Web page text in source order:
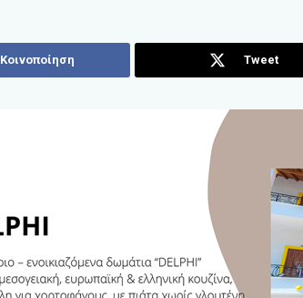
Κοινοποίηση Tweet